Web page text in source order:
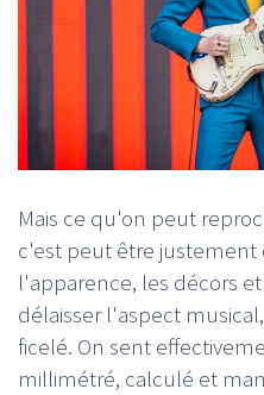
Mais ce qu'on peut
c'est peut être
l'apparence, les décors
délaisser l'aspect
ficelé. On sent
millimétré, calculé et